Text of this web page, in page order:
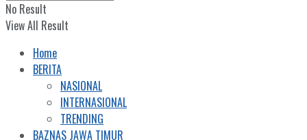
No Result
View All Result
Home
BERITA
NASIONAL
INTERNASIONAL
TRENDING
BAZNAS JAWA TIMUR